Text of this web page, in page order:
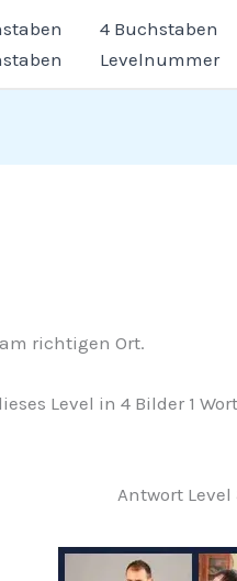
4 Buchstaben
Levelnummer
richtigen Ort.
Level in 4 Bilder 1
Antwort Level